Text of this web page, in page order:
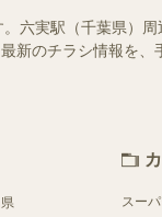
六実駅（千葉県）
のチラシ情報を
スー